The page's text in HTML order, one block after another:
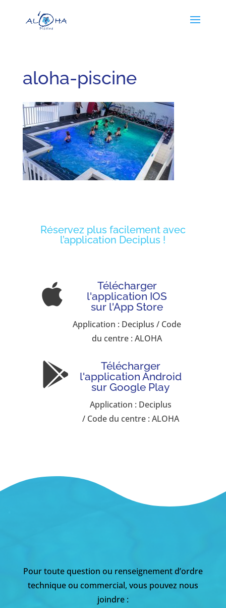
aloha-piscine
Réservez plus facilement avec
l’application Deciplus !

Télécharger
l'application IOS
sur l'App Store
Application : Deciplus / Code
du centre : ALOHA

Télécharger
l'application Android
sur Google Play
Application : Deciplus
/ Code du centre : ALOHA
Pour toute question ou renseignement d’ordre
technique ou commercial, vous pouvez nous
joindre :